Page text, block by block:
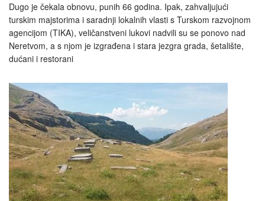
Dugo je čekala obnovu, punih 66 godina. Ipak, zahvaljujući
turskim majstorima i saradnji lokalnih vlasti s Turskom razvojnom
agencijom (TIKA), veličanstveni lukovi nadvili su se ponovo nad
Neretvom, a s njom je izgrađena i stara jezgra grada, šetalište,
dućani i restorani